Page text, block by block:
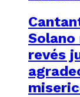
revés